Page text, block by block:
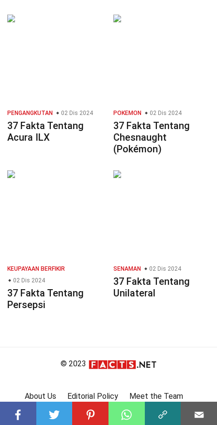
PENGANGKUTAN 02 Dis 2024
37 Fakta Tentang
Acura ILX
POKEMON 02 Dis 2024
37 Fakta Tentang
Chesnaught
(Pokémon)
KEUPAYAAN BERFIKIR
02 Dis 2024
37 Fakta Tentang
Persepsi
SENAMAN 02 Dis 2024
37 Fakta Tentang
Unilateral
© 2023
About Us Editorial Policy
Meet the Team
Product Review
Contact Us
Write For Us
Affiliate Disclosure
DMCA Terms Privacy Policy